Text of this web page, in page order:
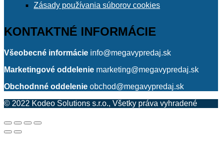
Zásady používania súborov cookies
KONTAKTNÉ INFORMÁCIE
Všeobecné informácie info@megavypredaj.sk
Marketingové oddelenie marketing@megavypredaj.sk
Obchodnné oddelenie obchod@megavypredaj.sk
© 2022 Kodeo Solutions s.r.o., Všetky práva vyhradené